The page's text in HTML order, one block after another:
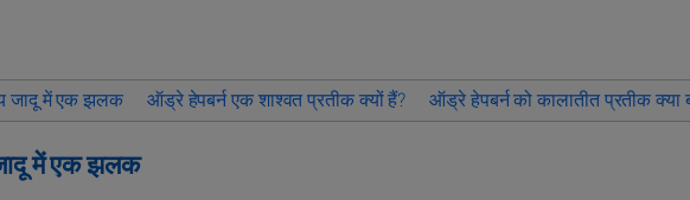
जादू में एक झलक ऑड्रे हेपबर्न एक शाश्वत प्रतीक क्यों हैं? ऑड्रे हेपबर्न को कालातीत प्रतीक क्या
में एक झलक